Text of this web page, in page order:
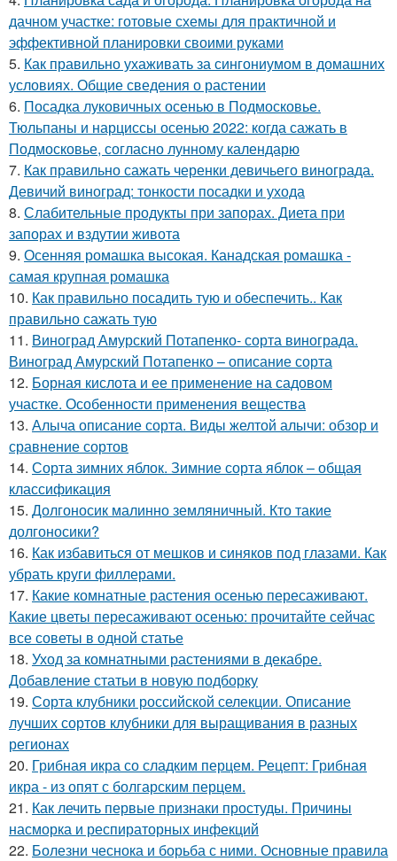
дачном участке: готовые схемы для практичной и
эффективной планировки своими руками
5. Как правильно ухаживать за сингониумом в домашних
условиях. Общие сведения о растении
6. Посадка луковичных осенью в Подмосковье.
Тюльпаны и нарциссы осенью 2022: когда сажать в
Подмосковье, согласно лунному календарю
7. Как правильно сажать черенки девичьего винограда.
Девичий виноград: тонкости посадки и ухода
8. Слабительные продукты при запорах. Диета при
запорах и вздутии живота
9. Осенняя ромашка высокая. Канадская ромашка -
самая крупная ромашка
10. Как правильно посадить тую и обеспечить.. Как
правильно сажать тую
11. Виноград Амурский Потапенко- сорта винограда.
Виноград Амурский Потапенко – описание сорта
12. Борная кислота и ее применение на садовом
участке. Особенности применения вещества
13. Алыча описание сорта. Виды желтой алычи: обзор и
сравнение сортов
14. Сорта зимних яблок. Зимние сорта яблок – общая
классификация
15. Долгоносик малинно земляничный. Кто такие
долгоносики?
16. Как избавиться от мешков и синяков под глазами. Как
убрать круги филлерами.
17. Какие комнатные растения осенью пересаживают.
Какие цветы пересаживают осенью: прочитайте сейчас
все советы в одной статье
18. Уход за комнатными растениями в декабре.
Добавление статьи в новую подборку
19. Сорта клубники российской селекции. Описание
лучших сортов клубники для выращивания в разных
регионах
20. Грибная икра со сладким перцем. Рецепт: Грибная
икра - из опят с болгарским перцем.
21. Как лечить первые признаки простуды. Причины
насморка и респираторных инфекций
22. Болезни чеснока и борьба с ними. Основные правила